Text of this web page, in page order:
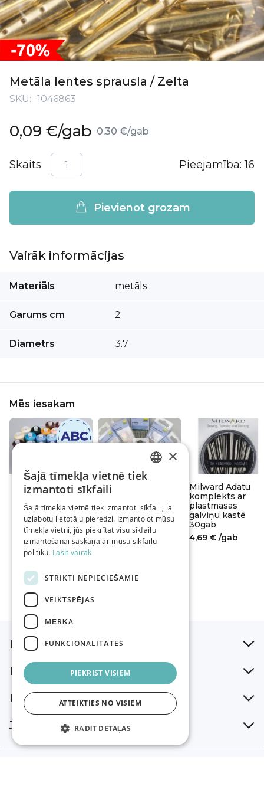
Metāla lentes sprausla / Zelta
SKU 1046863
0,30 €/gab
Īpaša
cena
0,09 €/gab
Skaits Pieejamība:16
Pievienot grozam
uz
galerijas
sākumu
Vairāk informācijas
informācijas
Materiāls metāls
Garums cm 2
Diametrs 3.7
Mēs iesakam
Diegi šūšanai
MOON / Dažādi
toņi
Sākot no 2,99 €
/gab
Šujamadatas
Abakhan / Dažādi
Sākot no 0,81 €
/gab
Milward Adatu
komplekts ar
plastmasas
galviņu kastē
30gab
4,69 € /gab
Iepirkšanās palīgs
Par mums
Klientu atbalsts
Jaunumi
ENGLISH
×
Šajā tīmekļa vietnē tiek
izmantoti sīkfaili
Šajā tīmekļa vietnē tiek izmantoti sīkfaili, lai
uzlabotu lietotāju pieredzi. Izmantojot mūsu
tīmekļa vietni, jūs piekrītat visu sīkfailu
izmantošanai saskaņā ar mūsu sīkfailu
politiku. Lasīt vairāk
STRIKTI NEPIECIEŠAMIE
VEIKTSPĒJAS
MĒRĶA
FUNKCIONALITĀTES
PIEKRIST VISIEM
ATTEIKTIES NO VISIEM
RĀDĪT DETAĻAS